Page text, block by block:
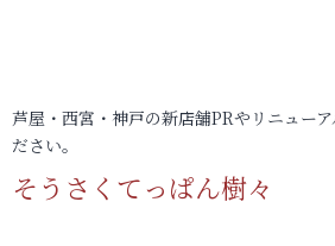
芦屋・西宮・神戸の新店舗PRやリニュー
ださい。
そうさくてっぱん樹々